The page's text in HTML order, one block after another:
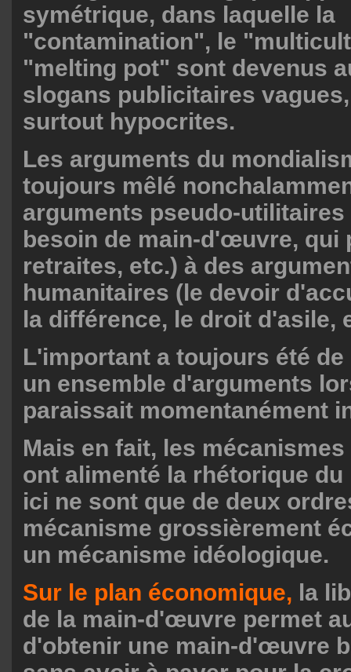
symétrique, dans laquelle la
"contamination", le
"melting pot" sont devenus
slogans publicitaires
surtout hypocrites.
Les arguments du
toujours mêlé
arguments pseudo-
besoin de main-d'œuvre, qui
retraites, etc.) à des
humanitaires (le devoir
la différence, le droit d'asile,
L'important a toujours été
un ensemble d'arguments
paraissait momentanément
Mais en fait, les
ont alimenté la rhétorique
ici ne sont que de deux
mécanisme grossièrement
un mécanisme idéologique.
Sur le plan économique, la
de la main-d'œuvre permet
d'obtenir une main-d'œuvre